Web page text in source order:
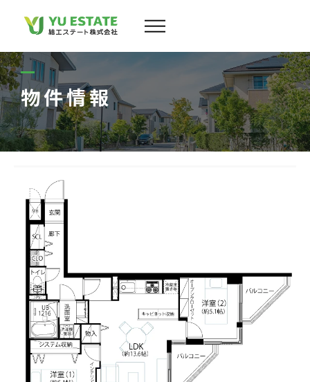
物件情報
物件情報
よくある質問
ブログ
アクセス